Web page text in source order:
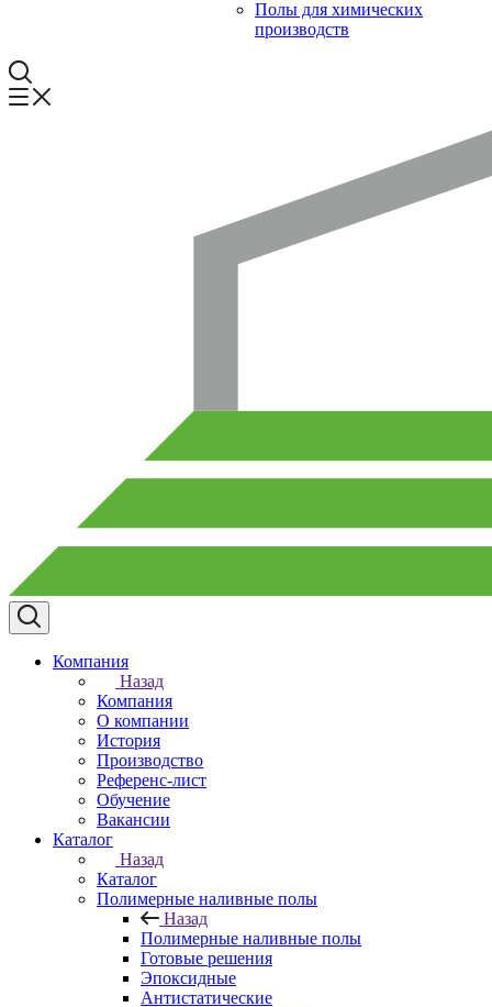
Полы для химических
производств
Компания
Назад
Компания
О компании
История
Производство
Референс-лист
Обучение
Вакансии
Каталог
Назад
Каталог
Полимерные наливные полы
Назад
Полимерные наливные полы
Готовые решения
Эпоксидные
Антистатические